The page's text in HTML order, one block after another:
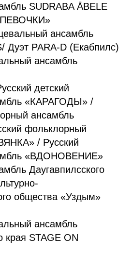
SUDRABA ĀBELE
ансамбль
Дуэт PARA-D (Екабпилс)
ансамбль
детский
«КАРАГОДЫ» /
ансамбль
фольклорный
/ Русский
«ВДОНОВЕНИЕ»
Даугавпилсского
общества «Уздым»
ансамбль
края STAGE ON